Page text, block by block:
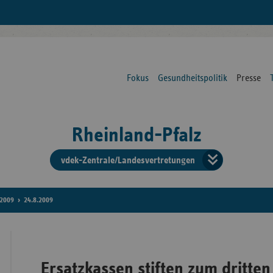
Fokus Gesundheitspolitik Presse
Rheinland-Pfalz
vdek-Zentrale/Landesvertretungen
der
2009 24.8.2009
Ersatzkassen stiften zum dritten